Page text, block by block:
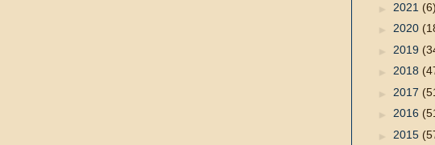
► 2021 (6)
► 2020
► 2019
► 2018
► 2017
► 2016
► 2015